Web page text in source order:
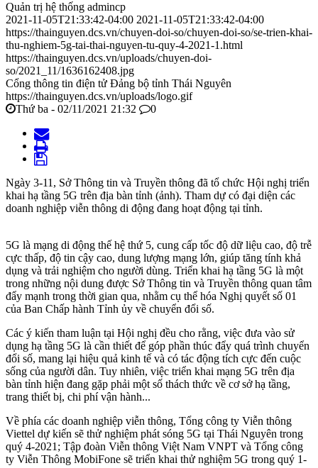
Quản trị hệ thống admincp
2021-11-05T21:33:42-04:00 2021-11-05T21:33:42-04:00
https://thainguyen.dcs.vn/chuyen-doi-so/chuyen-doi-so/se-trien-khai-
thu-nghiem-5g-tai-thai-nguyen-tu-quy-4-2021-1.html
https://thainguyen.dcs.vn/uploads/chuyen-doi-
so/2021_11/1636162408.jpg
Cổng thông tin điện tử Đảng bộ tỉnh Thái Nguyên
https://thainguyen.dcs.vn/uploads/logo.gif
Thứ ba - 02/11/2021 21:32
0
Ngày 3-11, Sở Thông tin và Truyền thông đã tổ chức Hội nghị triển
khai hạ tầng 5G trên địa bàn tỉnh (ảnh). Tham dự có đại diện các
doanh nghiệp viễn thông di động đang hoạt động tại tỉnh.
5G là mạng di động thế hệ thứ 5, cung cấp tốc độ dữ liệu cao, độ trễ
cực thấp, độ tin cậy cao, dung lượng mạng lớn, giúp tăng tính khả
dụng và trải nghiệm cho người dùng. Triển khai hạ tầng 5G là một
trong những nội dung được Sở Thông tin và Truyền thông quan tâm
đẩy mạnh trong thời gian qua, nhằm cụ thể hóa Nghị quyết số 01
của Ban Chấp hành Tỉnh ủy về chuyển đổi số.
Các ý kiến tham luận tại Hội nghị đều cho rằng, việc đưa vào sử
dụng hạ tầng 5G là cần thiết để góp phần thúc đẩy quá trình chuyển
đổi số, mang lại hiệu quả kinh tế và có tác động tích cực đến cuộc
sống của người dân. Tuy nhiên, việc triển khai mạng 5G trên địa
bàn tỉnh hiện đang gặp phải một số thách thức về cơ sở hạ tầng,
trang thiết bị, chi phí vận hành...
Về phía các doanh nghiệp viễn thông, Tổng công ty Viễn thông
Viettel dự kiến sẽ thử nghiệm phát sóng 5G tại Thái Nguyên trong
quý 4-2021; Tập đoàn Viễn thông Việt Nam VNPT và Tổng công
ty Viễn Thông MobiFone sẽ triển khai thử nghiệm 5G trong quý 1-